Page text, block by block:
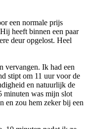
een normale prijs
heeft binnen een paar
deur opgelost. Heel
vervangen. Ik had een
stipt om 11 uur voor de
en natuurlijk de
minuten was mijn slot
en zou hem zeker bij een